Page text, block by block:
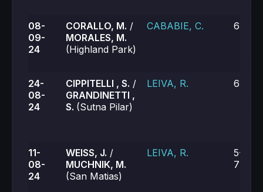
08-
09-
24
CORALLO, M. /
MORALES, M.
(Highland Park)
CABABIE, C. 6-4,
24-
08-
24
CIPPITELLI , S. /
GRANDINETTI ,
S. (Sutna Pilar)
LEIVA, R. 6-1,
11-
08-
24
WEISS, J. /
MUCHNIK, M.
(San Matias)
LEIVA, R.
5-7,
7-6